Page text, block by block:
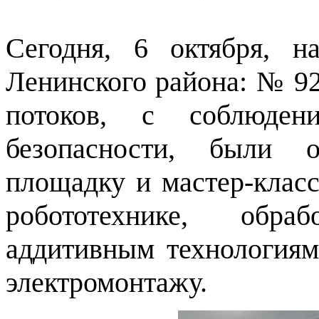
Сегодня, 6 октября,
Ленинского района: №
потоков, с
безопасности, были
площадку и мастер-
робототехнике,
аддитивным
электромонтажу.